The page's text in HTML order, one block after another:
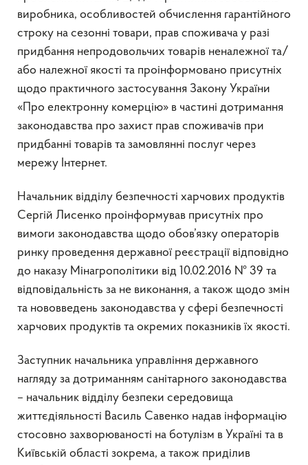
виробника, особливостей обчислення гарантійного
строку на сезонні товари, прав споживача у разі
придбання непродовольчих товарів неналежної та/
або належної якості та проінформовано присутніх
щодо практичного застосування Закону України
«Про електронну комерцію» в частині дотримання
законодавства про захист прав споживачів при
придбанні товарів та замовлянні послуг через
мережу Інтернет.
Начальник відділу безпечності харчових продуктів
Сергій Лисенко проінформував присутніх про
вимоги законодавства щодо обов’язку операторів
ринку проведення державної реєстрації відповідно
до наказу Мінагрополітики від 10.02.2016 № 39 та
відповідальність за не виконання, а також щодо змін
та нововведень законодавства у сфері безпечності
харчових продуктів та окремих показників їх якості.
Заступник начальника управління державного
нагляду за дотриманням санітарного законодавства
– начальник відділу безпеки середовища
життєдіяльності Василь Савенко надав інформацію
стосовно захворюваності на ботулізм в Україні та в
Київській області зокрема, а також приділив